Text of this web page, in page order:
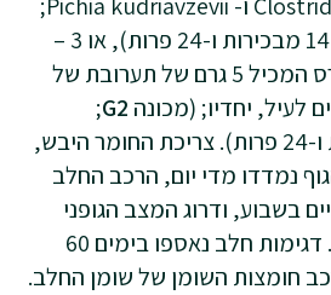
של Clostridium beijerinckii ו- Pichia kudriavzevii;
; השתתפו 14 מבכירות ו-24 פרות), או 3 –
100 גרם של קמח תירס המכיל 5 גרם של תערובת של
G2
;
השתתפו 15 מבכירות ו-24 פרות). צריכת החומר היבש,
נמדדו מדי יום, הרכב החלב
בשבוע, ודרוג המצב הגופני
נקבע פעמיים בשבוע. דגימות חלב נאספו בימים 60